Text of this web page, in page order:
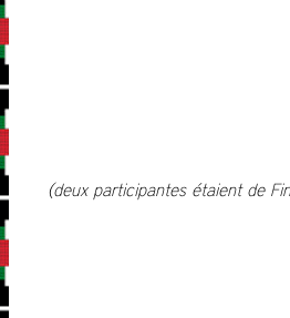
(deux participantes étaient de